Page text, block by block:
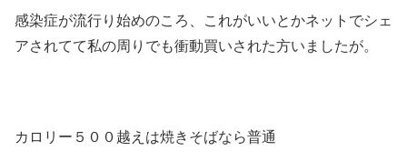
感染症が流行り始めのころ、これがいいとかネットでシェ
アされてて私の周りでも衝動買いされた方いましたが。
カロリー５００越えは焼きそばなら普通